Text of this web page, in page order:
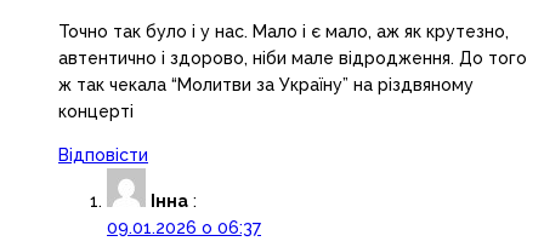
Точно так було і у нас. Мало і є мало, аж як крутезно,
автентично і здорово, ніби мале відродження. До того
ж так чекала “Молитви за Україну” на різдвяному
концерті
Відповісти
Інна :
09.01.2026 о 06:37